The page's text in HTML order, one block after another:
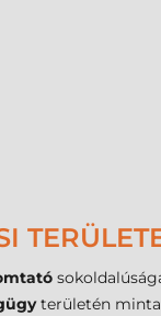
területén